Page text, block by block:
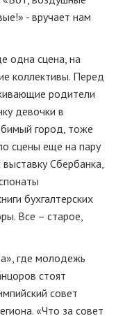
- вручает нам
одна сцена, на
коллективы. Перед
родители
девочки в
город, тоже
сцены еще на пару
Сбербанка,
бухгалтерских
Все – старое,
где молодежь
стоят
совет
«Что за совет